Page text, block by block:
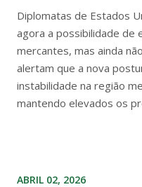
Diplomatas de Estados
agora a possibilidade de
mercantes, mas ainda
alertam que a nova
instabilidade na região
mantendo elevados os
ABRIL 02, 2026